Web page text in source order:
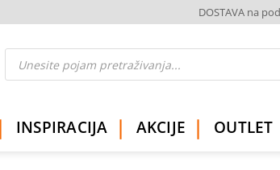
DOSTAVA na
Products
search
INSPIRACIJA AKCIJE OUTLET